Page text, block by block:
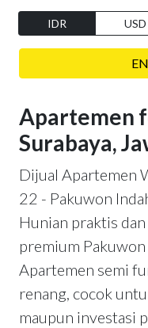
IDR USD
Apartemen
Surabaya,
Dijual Apartemen
22 - Pakuwon
Hunian praktis
premium Pakuwon
Apartemen semi
renang, cocok
maupun investasi